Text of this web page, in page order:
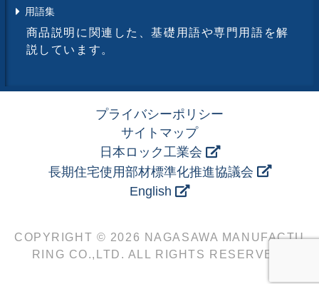
用語集
商品説明に関連した、基礎用語や専門用語を解
説しています。
プライバシーポリシー
サイトマップ
日本ロック工業会
長期住宅使用部材標準化推進協議会
English
COPYRIGHT © 2026 NAGASAWA MANUFACTU
RING CO.,LTD. ALL RIGHTS RESERVED.